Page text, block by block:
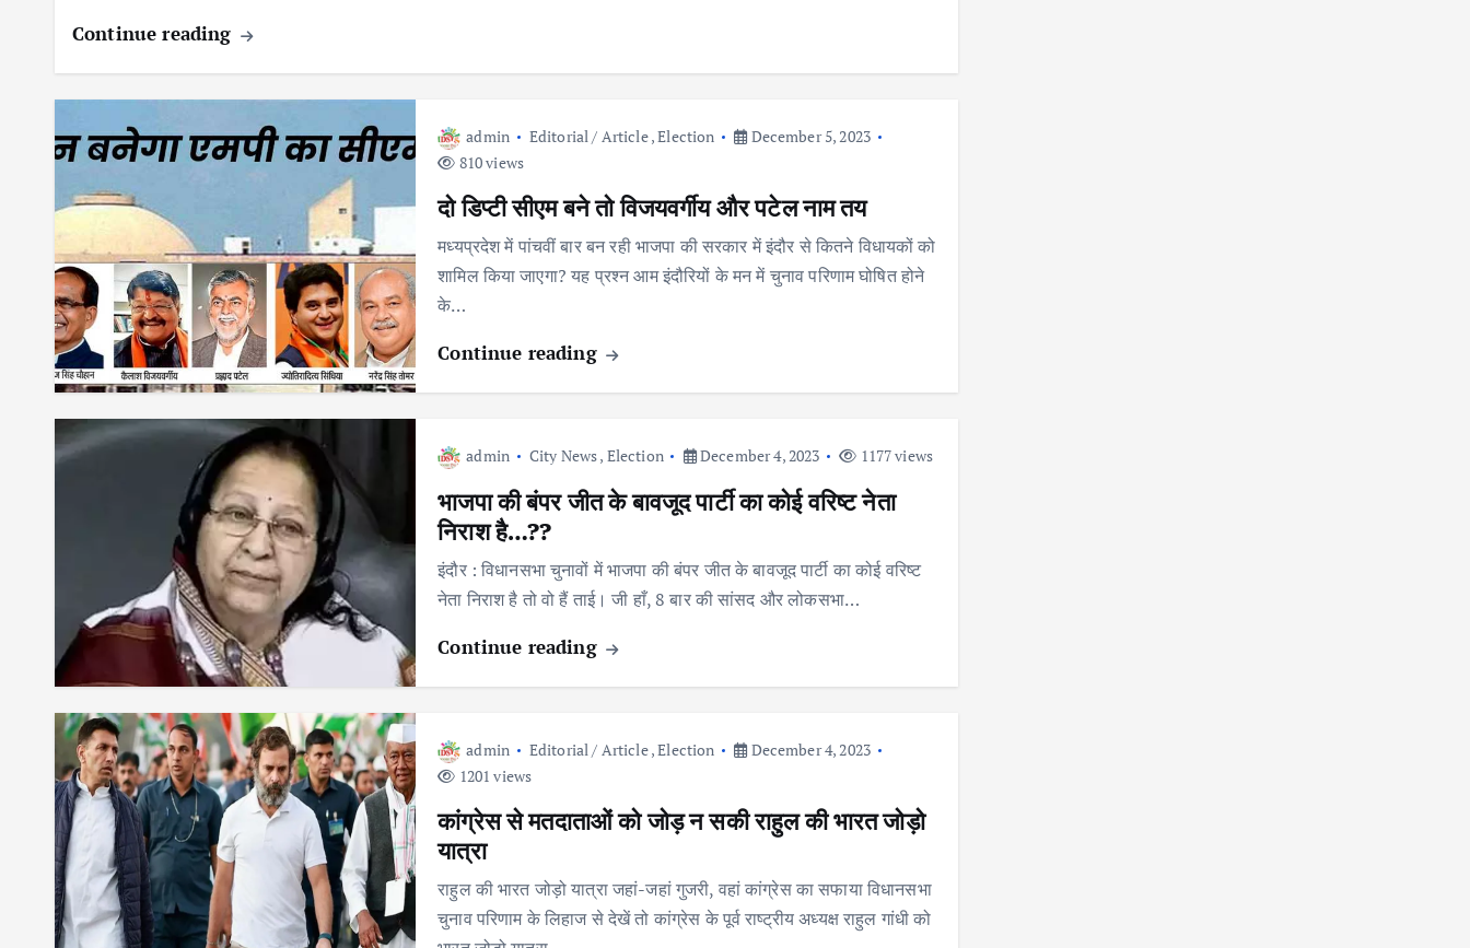
Continue reading
admin Editorial / Article,Election
December 5, 2023
810 views
दो डिप्टी सीएम बने तो विजयवर्गीय और पटेल नाम तय
मध्यप्रदेश में पांचवीं बार बन रही भाजपा की सरकार में इंदौर से कितने विधायकों को
शामिल किया जाएगा? यह प्रश्न आम इंदौरियों के मन में चुनाव परिणाम घोषित होने
के…
Continue reading
admin City News, Election December 4, 2023 1177 views
भाजपा की बंपर जीत के बावजूद पार्टी का कोई वरिष्ट नेता
निराश है…??
इंदौर : विधानसभा चुनावों में भाजपा की बंपर जीत के बावजूद पार्टी का कोई वरिष्ट
नेता निराश है तो वो हैं ताई। जी हाँ, 8 बार की सांसद और लोकसभा…
Continue reading
admin Editorial / Article,Election
December 4, 2023
1201 views
कांग्रेस से मतदाताओं को जोड़ न सकी राहुल की भारत जोड़ो
यात्रा
राहुल की भारत जोड़ो यात्रा जहां-जहां गुजरी, वहां कांग्रेस का सफाया विधानसभा
चुनाव परिणाम के लिहाज से देखें तो कांग्रेस के पूर्व राष्ट्रीय अध्यक्ष राहुल गांधी को